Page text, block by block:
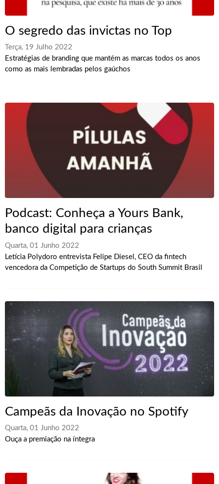
O segredo das invictas no Top
Terça, 19 Julho 2022
Estratégias de branding que mantém as marcas todos os anos
como as mais lembradas pelos gaúchos
Podcast: Conheça a Yours Bank,
banco digital para crianças
Quarta, 01 Junho 2022
Letícia Polydoro entrevista Felipe Diesel, CEO da fintech
vencedora da Competição de Startups do South Summit Brasil
Campeãs da Inovação no Spotify
Quarta, 01 Junho 2022
Ouça a premiação na íntegra